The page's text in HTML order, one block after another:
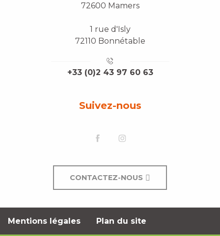
72600 Mamers
1 rue d'Isly
72110 Bonnétable
+33 (0)2 43 97 60 63
Suivez-nous
CONTACTEZ-NOUS
Mentions légales Plan du site